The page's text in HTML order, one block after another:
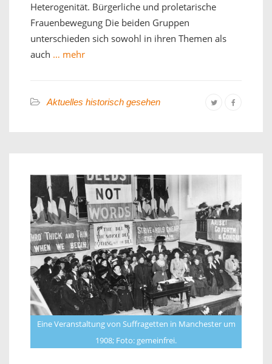
Heterogenität. Bürgerliche und proletarische
Frauenbewegung Die beiden Gruppen
unterschieden sich sowohl in ihren Themen als
auch … mehr
Aktuelles historisch gesehen
Eine Veranstaltung von Suffragetten in Manchester um
1908; Foto: gemeinfrei.